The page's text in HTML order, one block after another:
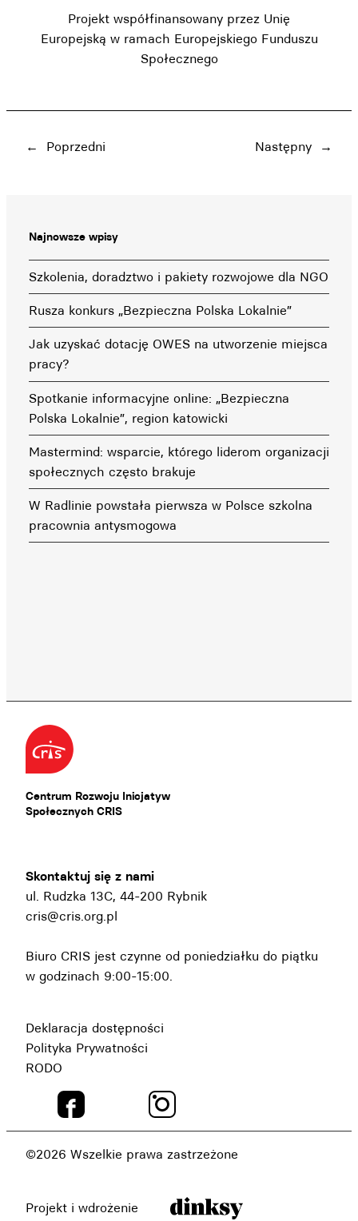
Projekt współfinansowany przez Unię
Europejską w ramach Europejskiego Funduszu
Społecznego
← Poprzedni Następny →
Najnowsze wpisy
Szkolenia, doradztwo i pakiety rozwojowe dla NGO
Rusza konkurs „Bezpieczna Polska Lokalnie”
Jak uzyskać dotację OWES na utworzenie miejsca
pracy?
Spotkanie informacyjne online: „Bezpieczna
Polska Lokalnie”, region katowicki
Mastermind: wsparcie, którego liderom organizacji
społecznych często brakuje
W Radlinie powstała pierwsza w Polsce szkolna
pracownia antysmogowa
Centrum Rozwoju Inicjatyw
Społecznych CRIS
Skontaktuj się z nami
ul. Rudzka 13C, 44-200 Rybnik
cris@cris.org.pl
Biuro CRIS jest czynne od poniedziałku do piątku
w godzinach 9:00-15:00.
Deklaracja dostępności
Polityka Prywatności
RODO
©2026 Wszelkie prawa zastrzeżone
Projekt i wdrożenie